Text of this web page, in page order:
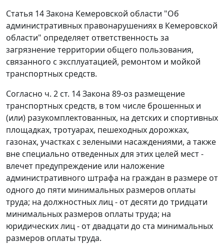
Статья 14 Закона Кемеровской области "Об
административных правонарушениях в Кемеровской
области" определяет ответственность за
загрязнение территории общего пользования,
связанного с эксплуатацией, ремонтом и мойкой
транспортных средств.
Согласно ч. 2 ст. 14 Закона 89-оз размещение
транспортных средств, в том числе брошенных и
(или) разукомплектованных, на детских и спортивных
площадках, тротуарах, пешеходных дорожках,
газонах, участках с зелеными насаждениями, а также
вне специально отведенных для этих целей мест -
влечет предупреждение или наложение
административного штрафа на граждан в размере от
одного до пяти минимальных размеров оплаты
труда; на должностных лиц - от десяти до тридцати
минимальных размеров оплаты труда; на
юридических лиц - от двадцати до ста минимальных
размеров оплаты труда.